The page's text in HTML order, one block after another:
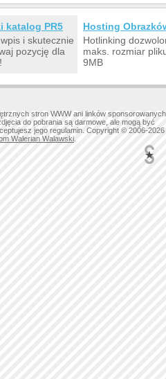
katalog PR5
i skutecznie
pozycję dla
Hosting
Hotlinking
maks. rozmiar
9MB
stron WWW ani linków sponsorowanych
do pobrania są darmowe, ale mogą być
jego regulamin. Copyright © 2006-2026
Walerian Walawski